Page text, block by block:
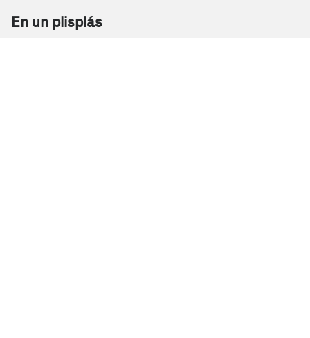
En un plisplás